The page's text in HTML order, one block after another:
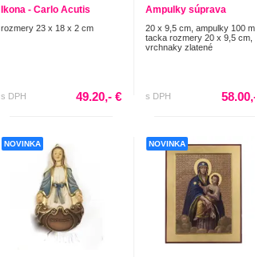
Ikona - Carlo Acutis
rozmery 23 x 18 x 2 cm
s DPH 49.20,- €
Ampulky súprava
20 x 9,5 cm, ampulky 100 ml
tacka rozmery 20 x 9,5 cm,
vrchnaky zlatené
s DPH
NOVINKA NOVINKA